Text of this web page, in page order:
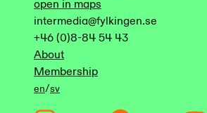
open in maps
intermedia@fylkingen.se
+46 (0)8-84 54 43
About
Membership
en/sv